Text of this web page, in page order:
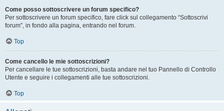
Come posso sottoscrivere un forum specifico?
Per sottoscrivere un forum specifico, fare click sul collegamento “Sottoscrivi
forum”, in fondo alla pagina, entrando nel forum.
Top
Come cancello le mie sottoscrizioni?
Per cancellare le tue sottoscrizioni, basta andare nel tuo Pannello di Controllo
Utente e seguire i collegamenti alle tue sottoscrizioni.
Top